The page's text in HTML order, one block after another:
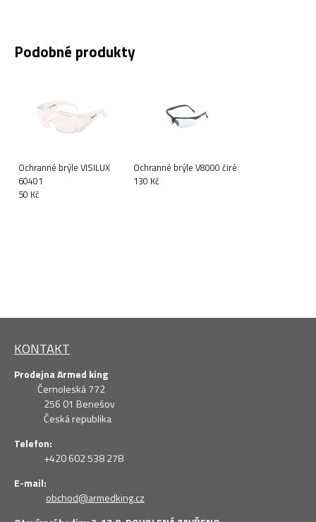
Podobné produkty
Ochranné brýle VISILUX
60401
50 Kč
Ochranné brýle V8000 čiré
130 Kč
KONTAKT
Prodejna Armed king
Černoleská 772
256 01 Benešov
Česká republika
Telefon:
+420 602 538 278
E-mail:
obchod@armedking.cz